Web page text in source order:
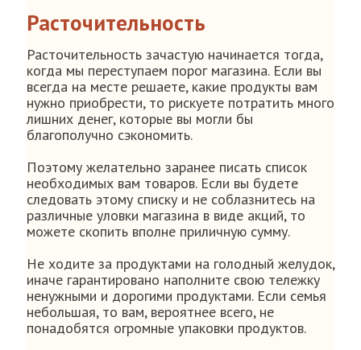
Расточительность
Расточительность зачастую начинается тогда,
когда мы переступаем порог магазина. Если вы
всегда на месте решаете, какие продукты вам
нужно приобрести, то рискуете потратить много
лишних денег, которые вы могли бы
благополучно сэкономить.
Поэтому желательно заранее писать список
необходимых вам товаров. Если вы будете
следовать этому списку и не соблазнитесь на
различные уловки магазина в виде акций, то
можете скопить вполне приличную сумму.
Не ходите за продуктами на голодный желудок,
иначе гарантировано наполните свою тележку
ненужными и дорогими продуктами. Если семья
небольшая, то вам, вероятнее всего, не
понадобятся огромные упаковки продуктов.